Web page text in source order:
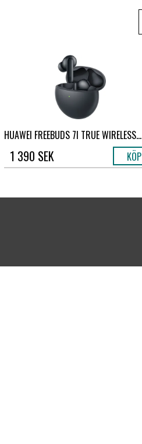
HUAWEI FREEBUDS 7I TRUE WIRELESS...
1 390 SEK KÖP